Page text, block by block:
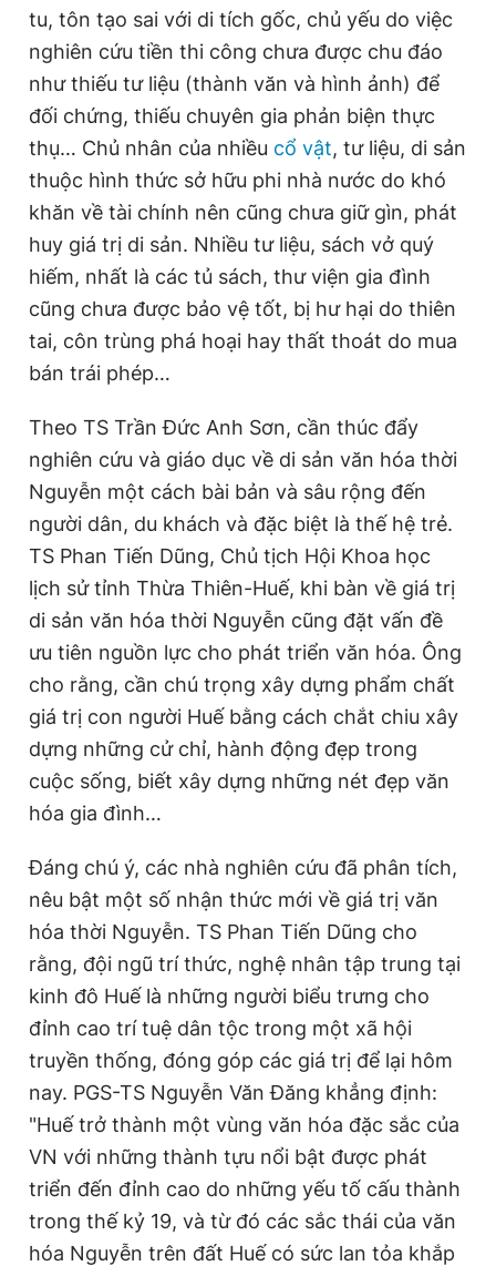
tu, tôn tạo sai với di tích gốc, chủ yếu do việc
nghiên cứu tiền thi công chưa được chu đáo
như thiếu tư liệu (thành văn và hình ảnh) để
đối chứng, thiếu chuyên gia phản biện thực
thụ… Chủ nhân của nhiều cổ vật, tư liệu, di sản
thuộc hình thức sở hữu phi nhà nước do khó
khăn về tài chính nên cũng chưa giữ gìn, phát
huy giá trị di sản. Nhiều tư liệu, sách vở quý
hiếm, nhất là các tủ sách, thư viện gia đình
cũng chưa được bảo vệ tốt, bị hư hại do thiên
tai, côn trùng phá hoại hay thất thoát do mua
bán trái phép…
Theo TS Trần Đức Anh Sơn, cần thúc đẩy
nghiên cứu và giáo dục về di sản văn hóa thời
Nguyễn một cách bài bản và sâu rộng đến
người dân, du khách và đặc biệt là thế hệ trẻ.
TS Phan Tiến Dũng, Chủ tịch Hội Khoa học
lịch sử tỉnh Thừa Thiên-Huế, khi bàn về giá trị
di sản văn hóa thời Nguyễn cũng đặt vấn đề
ưu tiên nguồn lực cho phát triển văn hóa. Ông
cho rằng, cần chú trọng xây dựng phẩm chất
giá trị con người Huế bằng cách chắt chiu xây
dựng những cử chỉ, hành động đẹp trong
cuộc sống, biết xây dựng những nét đẹp văn
hóa gia đình…
Đáng chú ý, các nhà nghiên cứu đã phân tích,
nêu bật một số nhận thức mới về giá trị văn
hóa thời Nguyễn. TS Phan Tiến Dũng cho
rằng, đội ngũ trí thức, nghệ nhân tập trung tại
kinh đô Huế là những người biểu trưng cho
đỉnh cao trí tuệ dân tộc trong một xã hội
truyền thống, đóng góp các giá trị để lại hôm
nay. PGS-TS Nguyễn Văn Đăng khẳng định:
"Huế trở thành một vùng văn hóa đặc sắc của
VN với những thành tựu nổi bật được phát
triển đến đỉnh cao do những yếu tố cấu thành
trong thế kỷ 19, và từ đó các sắc thái của văn
hóa Nguyễn trên đất Huế có sức lan tỏa khắp